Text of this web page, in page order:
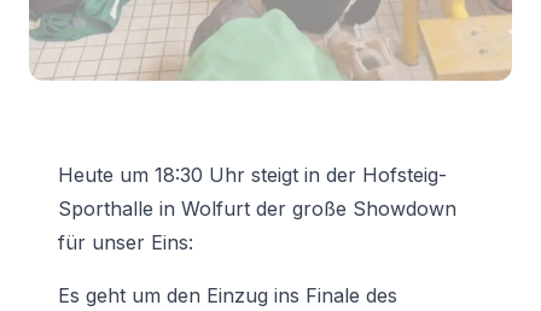
Heute um 18:30 Uhr steigt in der Hofsteig-
Sporthalle in Wolfurt der große Showdown
für unser Eins:
Es geht um den Einzug ins Finale des